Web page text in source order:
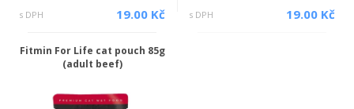
s DPH 19.00 Kč s DPH 19.00 Kč
Fitmin For Life cat pouch 85g
(adult beef)